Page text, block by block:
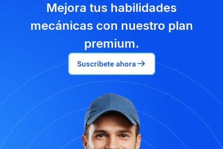
Mejora tus habilidades
mecánicas con nuestro plan
premium.
Suscríbete ahora